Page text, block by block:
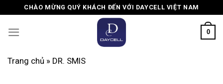
content
CHÀO MỪNG QUÝ KHÁCH ĐẾN VỚI DAYCELL VIỆT NAM
0
Trang chủ » DR. SMIS